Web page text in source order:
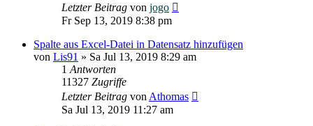
Letzter Beitrag von jogo
Fr Sep 13, 2019 8:38 pm
Spalte aus Excel-Datei in Datensatz hinzufügen
von Lis91 » Sa Jul 13, 2019 8:29 am
1 Antworten
11327 Zugriffe
Letzter Beitrag von Athomas
Sa Jul 13, 2019 11:27 am